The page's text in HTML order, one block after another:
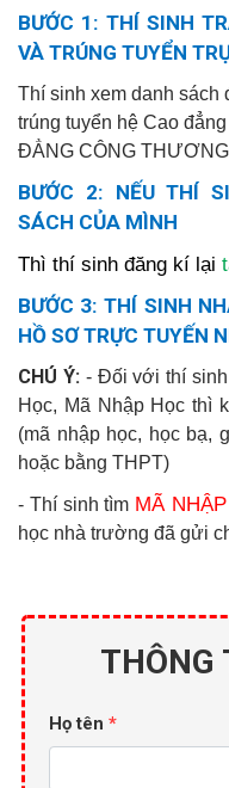
BƯỚC 1: THÍ SINH
VÀ TRÚNG TUYỂN
Thí sinh xem danh sách
trúng tuyển hệ Cao
ĐẲNG CÔNG
BƯỚC 2: NẾU THÍ
SÁCH CỦA MÌNH
Thì thí sinh đăng kí lại
BƯỚC 3: THÍ SINH
HỒ SƠ TRỰC TUYẾN
CHÚ Ý: - Đối với thí
Học, Mã Nhập Học thì
(mã nhập học, học bạ,
hoặc bằng THPT)
- Thí sinh tìm MÃ
học nhà trường đã gửi
THÔNG
Họ tên *